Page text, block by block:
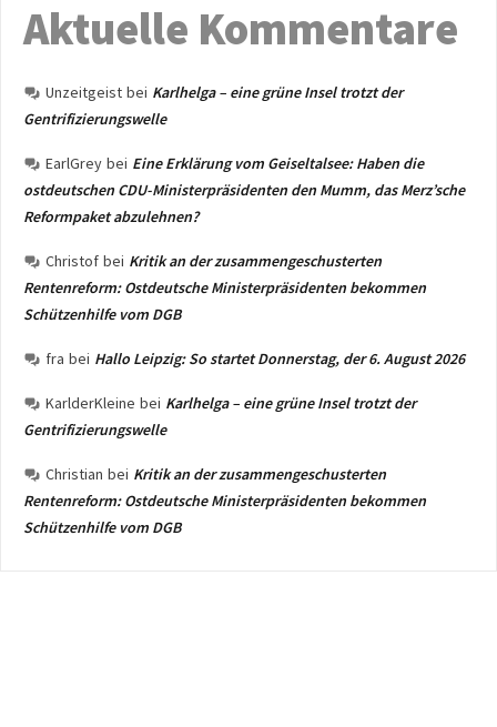
Aktuelle Kommentare
Unzeitgeist bei Karlhelga – eine grüne Insel trotzt der
Gentrifizierungswelle
EarlGrey bei Eine Erklärung vom Geiseltalsee: Haben die
ostdeutschen CDU-Ministerpräsidenten den Mumm, das Merz’sche
Reformpaket abzulehnen?
Christof bei Kritik an der zusammengeschusterten
Rentenreform: Ostdeutsche Ministerpräsidenten bekommen
Schützenhilfe vom DGB
fra bei Hallo Leipzig: So startet Donnerstag, der 6. August 2026
KarlderKleine bei Karlhelga – eine grüne Insel trotzt der
Gentrifizierungswelle
Christian bei Kritik an der zusammengeschusterten
Rentenreform: Ostdeutsche Ministerpräsidenten bekommen
Schützenhilfe vom DGB